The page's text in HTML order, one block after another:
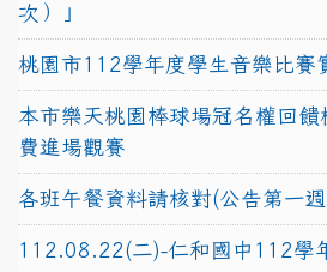
次）」
桃園市112學年度學生音樂比賽
本市樂天桃園棒球場冠名權回饋
費進場觀賽
各班午餐資料請核對(公告第一
112.08.22(二)-仁和國中112學